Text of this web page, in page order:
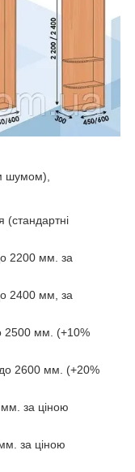
шумом),
(стандартні
2200 мм. за
2400 мм, за
2500 мм. (+10%
2600 мм. (+20%
за ціною
за ціною